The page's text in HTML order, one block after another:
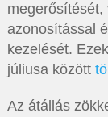
megerősítését,
azonosítással
kezelését.
júliusa között
Az átállás